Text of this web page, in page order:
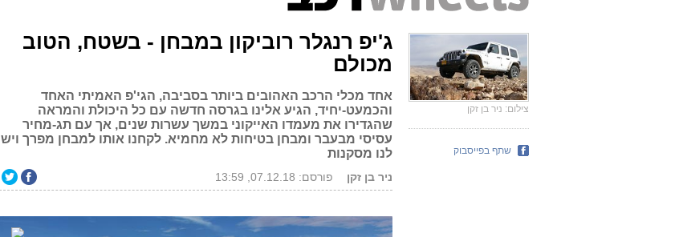
ג'יפ רנגלר רוביקון במבחן - בשטח, הטוב
מכולם
אחד מכלי הרכב האהובים ביותר בסביבה, הגי'פ האמיתי האחד
והכמעט-יחיד, הגיע אלינו בגרסה חדשה עם כל היכולת והמראה
שהגדירו את מעמדו האייקוני במשך עשרות שנים, אך עם תג-מחיר
עסיסי מבעבר ומבחן בטיחות לא מחמיא. לקחנו אותו למבחן מפרך ויש
לנו מסקנות
ניר בן זקן פורסם: 07.12.18, 13:59
צילום: ניר בן זקן
שתף בפייסבוק